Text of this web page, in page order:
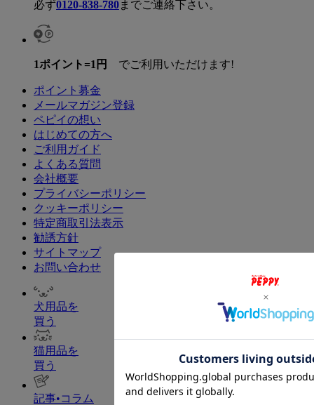
必ず0120-838-780までご連絡下さい。
1ポイント=1円 でご利用いただけます!
ポイント募金
メールマガジン登録
ペピイの想い
はじめての方へ
ご利用ガイド
よくある質問
会社概要
プライバシーポリシー
クッキーポリシー
特定商取引法表示
勧誘方針
サイトマップ
お問い合わせ
犬用品を
買う
猫用品を
買う
記事•コラム